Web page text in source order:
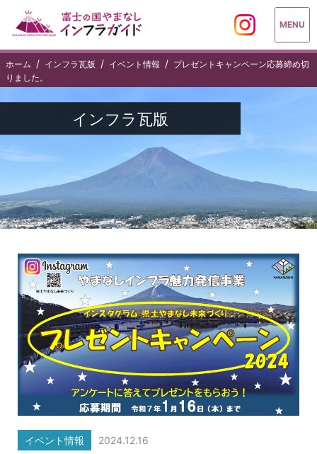
MENU
ホーム インフラ瓦版 イベント情報
プレゼントキャンペーン応募締め切
りました。
インフラ瓦版
イベント情報 2024.12.16